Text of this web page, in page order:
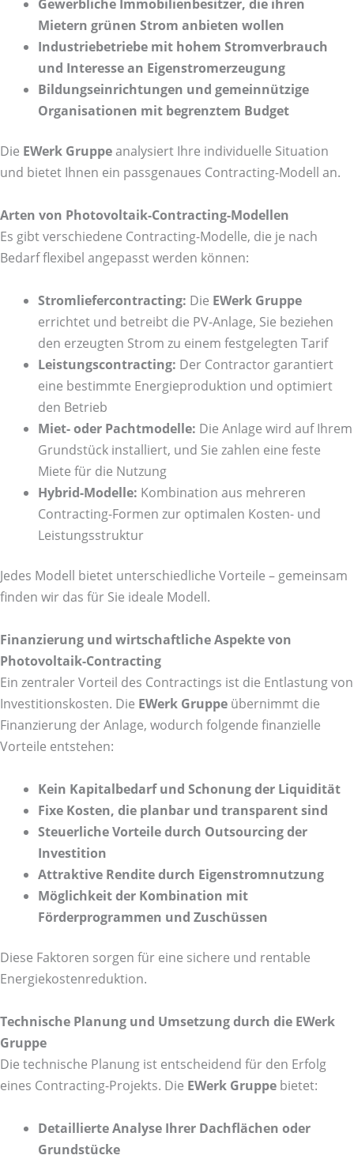
Gewerbliche Immobilienbesitzer, die ihren
Mietern grünen Strom anbieten wollen
Industriebetriebe mit hohem Stromverbrauch
und Interesse an Eigenstromerzeugung
Bildungseinrichtungen und gemeinnützige
Organisationen mit begrenztem Budget
Die EWerk Gruppeanalysiert Ihre individuelle Situation
und bietet Ihnen ein passgenaues Contracting-Modell an.
Arten von Photovoltaik-Contracting-Modellen
Es gibt verschiedene Contracting-Modelle, die je nach
Bedarf flexibel angepasst werden können:
Stromliefercontracting: Die EWerk Gruppe
errichtet und betreibt die PV-Anlage, Sie beziehen
den erzeugten Strom zu einem festgelegten Tarif
Leistungscontracting: Der Contractor garantiert
eine bestimmte Energieproduktion und optimiert
den Betrieb
Miet- oder Pachtmodelle: Die Anlage wird auf Ihrem
Grundstück installiert, und Sie zahlen eine feste
Miete für die Nutzung
Hybrid-Modelle: Kombination aus mehreren
Contracting-Formen zur optimalen Kosten- und
Leistungsstruktur
Jedes Modell bietet unterschiedliche Vorteile – gemeinsam
finden wir das für Sie ideale Modell.
Finanzierung und wirtschaftliche Aspekte von
Photovoltaik-Contracting
Ein zentraler Vorteil des Contractings ist die Entlastung von
Investitionskosten. Die EWerk Gruppe übernimmt die
Finanzierung der Anlage, wodurch folgende finanzielle
Vorteile entstehen:
Kein Kapitalbedarf und Schonung der Liquidität
Fixe Kosten, die planbar und transparent sind
Steuerliche Vorteile durch Outsourcing der
Investition
Attraktive Rendite durch Eigenstromnutzung
Möglichkeit der Kombination mit
Förderprogrammen und Zuschüssen
Diese Faktoren sorgen für eine sichere und rentable
Energiekostenreduktion.
Technische Planung und Umsetzung durch die EWerk
Gruppe
Die technische Planung ist entscheidend für den Erfolg
eines Contracting-Projekts. Die EWerk Gruppe bietet:
Detaillierte Analyse Ihrer Dachflächen oder
Grundstücke